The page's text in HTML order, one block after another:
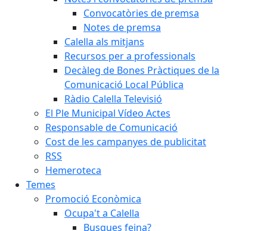
Convocatòries de premsa
Notes de premsa
Calella als mitjans
Recursos per a professionals
Decàleg de Bones Pràctiques de la
Comunicació Local Pública
Ràdio Calella Televisió
El Ple Municipal Vídeo Actes
Responsable de Comunicació
Cost de les campanyes de publicitat
RSS
Hemeroteca
Temes
Promoció Econòmica
Ocupa't a Calella
Busques feina?